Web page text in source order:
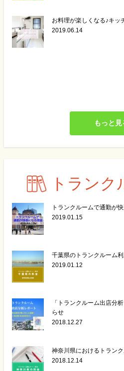
お料理が楽しくなる♪キッ
2019.06.14
もっと見
トランク
トランクルームで通勤が
2019.01.15
千葉県のトランクルーム
2019.01.12
「トランクルーム出店分
らせ
2018.12.27
神奈川県におけるトラン
2018.12.14